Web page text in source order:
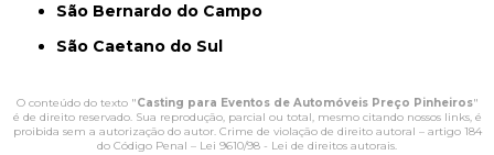
São Bernardo do Campo
São Caetano do Sul
O conteúdo do texto "Casting para Eventos de Automóveis Preço Pinheiros"
é de direito reservado. Sua reprodução, parcial ou total, mesmo citando nossos links, é
proibida sem a autorização do autor. Crime de violação de direito autoral – artigo 184
do Código Penal – Lei 9610/98 - Lei de direitos autorais.